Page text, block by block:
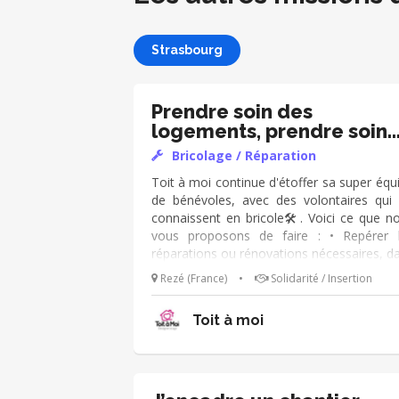
Strasbourg
Prendre soin des
logements, prendre soin
des gens
Bricolage / Réparation
Toit à moi continue d'étoffer sa super
de bénévoles, avec des volontaires qui
connaissent en bricole🛠️​. Voici ce que
vous proposons de faire : • Repérer
réparations ou rénovations nécessaires,
les logements des personnes
🤝​, • Réaliser les réparations les plus
seul, avec d’autres bénévoles, ou avec
personnes accompagnées, en fonction
Rezé (France) • Solidarité / Insertion
Toit à moi